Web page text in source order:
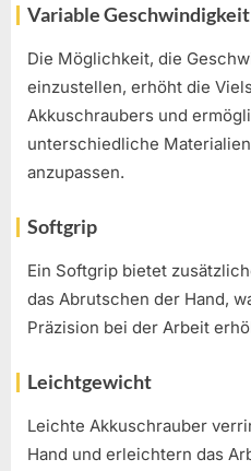
Variable Geschwindigkeit
Die Möglichkeit, die
einzustellen, erhöht die
Akkuschraubers und
unterschiedliche
anzupassen.
Softgrip
Ein Softgrip bietet
das Abrutschen der Hand,
Präzision bei der Arbeit
Leichtgewicht
Leichte Akkuschrauber
Hand und erleichtern das